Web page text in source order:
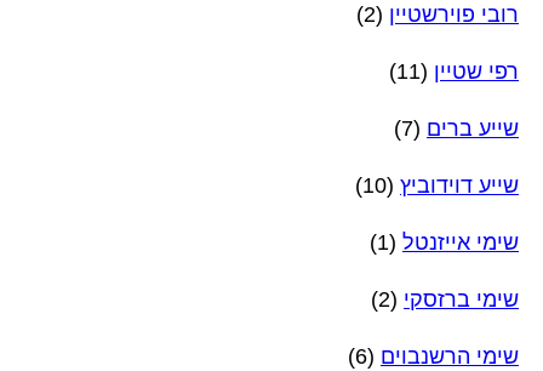
רובי פוירשטיין (2)
רפי שטיין (11)
שייע ברים (7)
שייע דוידוביץ (10)
שימי אייזנטל (1)
שימי ברזסקי (2)
שימי הרשנבוים (6)